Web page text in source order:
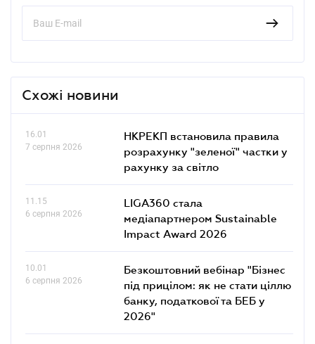
Схожі новини
16.01
7 серпня 2026
НКРЕКП встановила правила
розрахунку "зеленої" частки у
рахунку за світло
11.15
6 серпня 2026
LIGA360 стала
медіапартнером Sustainable
Impact Award 2026
10.01
6 серпня 2026
Безкоштовний вебінар "Бізнес
під прицілом: як не стати ціллю
банку, податкової та БЕБ у
2026"